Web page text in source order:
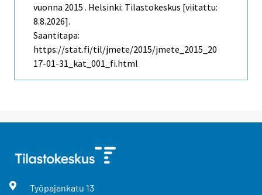
vuonna 2015 . Helsinki: Tilastokeskus [viitattu:
8.8.2026].
Saantitapa:
https://stat.fi/til/jmete/2015/jmete_2015_20
17-01-31_kat_001_fi.html
Työpajankatu 13